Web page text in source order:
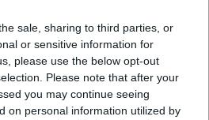
sale, sharing to third parties, or
or sensitive information for
please use the below opt-out
Please note that after your
you may continue seeing
on personal information utilized by